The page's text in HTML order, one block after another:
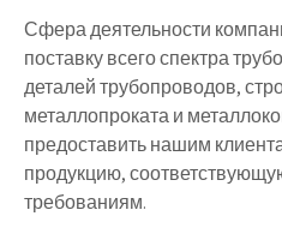
Сфера деятельности
поставку всего спектра
деталей трубопроводов,
металлопроката и
предоставить нашим
продукцию,
требованиям.